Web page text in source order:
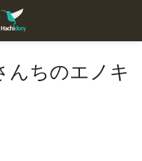
んちのエノキ